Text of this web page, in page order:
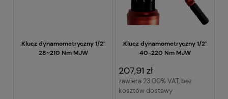
Klucz dynamometryczny 1/2"
28~210 Nm MJW
Klucz dynamometryczny 1/2"
40-220 Nm MJW
207,91 zł
zawiera 23.00% VAT, bez
kosztów dostawy